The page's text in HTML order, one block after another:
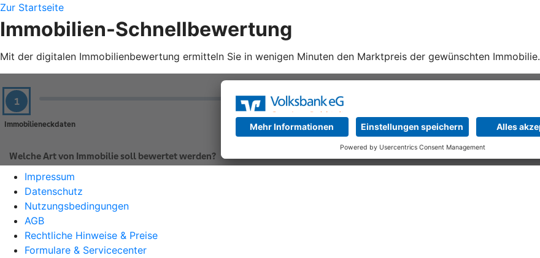
Zur Startseite
Immobilien-Schnellbewertung
Mit der digitalen Immobilienbewertung ermitteln Sie in wenigen Minuten den Marktpreis der gewünschten Immobilie.
Impressum
Datenschutz
Nutzungsbedingungen
AGB
Rechtliche Hinweise & Preise
Formulare & Servicecenter